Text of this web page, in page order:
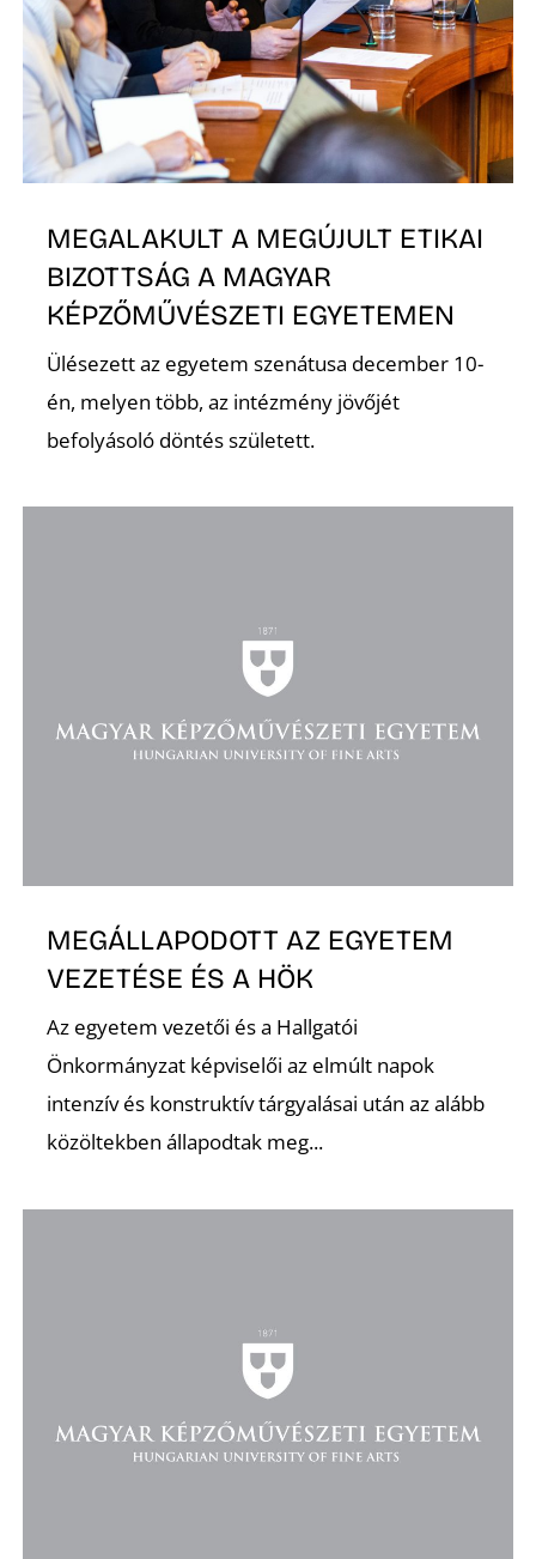
MEGALAKULT A MEGÚJULT ETIKAI
BIZOTTSÁG A MAGYAR
KÉPZŐMŰVÉSZETI EGYETEMEN
Ülésezett az egyetem szenátusa december 10-
én, melyen több, az intézmény jövőjét
befolyásoló döntés született.
MEGÁLLAPODOTT AZ EGYETEM
VEZETÉSE ÉS A HÖK
Az egyetem vezetői és a Hallgatói
Önkormányzat képviselői az elmúlt napok
intenzív és konstruktív tárgyalásai után az alább
közöltekben állapodtak meg...